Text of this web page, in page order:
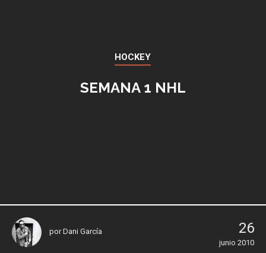
HOCKEY
SEMANA 1 NHL
porDani García 26
junio 2010